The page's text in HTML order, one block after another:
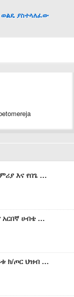
ወልዴ ያስተላለፈው
የአማራ ፋኖ በጎንደር ዕዝ ዘመቻ መምሪያ እና የበጌ ምድር ክ/ጦር አዛዥ የሆነው ፋኖ ደረጀ በላይ ያስተላለፈው መልዕክት
የአማራ ፋኖ በጎንደር ዕዝ ዋና አዛዥ አርበኛ ሀብቴ ወልዴ ያስተላለፈው ጥብቅ መልዕክት
የአማራ ፋኖ በጎንደር ዕዝ እቴጌ ጣይቱ ክ/ጦር ህዝብ ግንኙነት ፋኖ መልካሙ ጣሴ በወቅታዊ ጉዳዮች ዙሪያ ያስተላለፈው መልዕክት